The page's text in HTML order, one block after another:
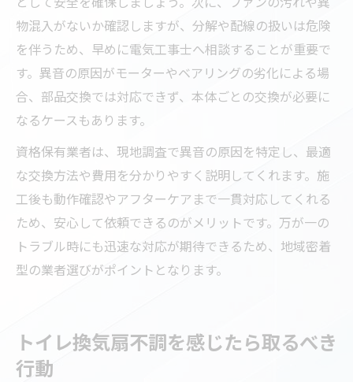
物混入がないか確認しますが、分解や配線の扱いは危険
を伴うため、早めに電気工事士へ相談することが重要で
す。異音の原因がモーターやベアリングの劣化による場
合、部品交換では対応できず、本体ごとの交換が必要に
なるケースもあります。
資格保有業者は、現地調査で異音の原因を特定し、最適
な交換方法や費用を分かりやすく説明してくれます。施
工後も動作確認やアフターケアまで一貫対応してくれる
ため、安心して依頼できるのがメリットです。万が一の
トラブル時にも迅速な対応が期待できるため、地域密着
型の業者選びがポイントとなります。
トイレ換気扇不調を感じたら取るべき
行動